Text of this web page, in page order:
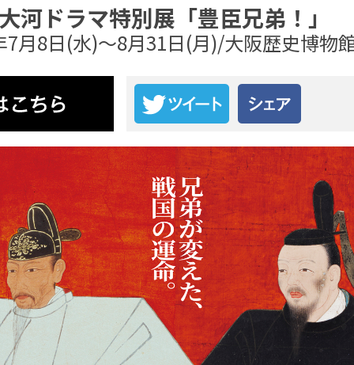
大阪市立美術館開館90周年記念特別展「水滸伝」
2026年7月11日(土)～9月6日(日) / 大阪市立美術館
画像を拡大して見る
河ドラマ特別展「豊臣兄弟！」
7月8日(水)～8月31日(月)/大阪歴史博物